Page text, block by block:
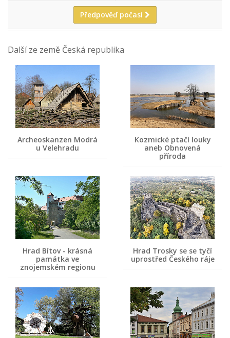
Předpověď počasí
Další ze země Česká republika
Archeoskanzen Modrá
u Velehradu
Kozmické ptačí louky
aneb Obnovená
příroda
Hrad Bítov - krásná
památka ve
znojemském regionu
Hrad Trosky se se tyčí
uprostřed Českého ráje